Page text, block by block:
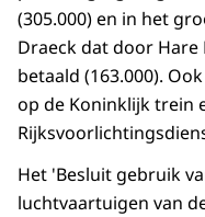
(305.000) en in het
Draeck dat door
betaald (163.000).
op de Koninklijk trein
Het 'Besluit gebruik
luchtvaartuigen van